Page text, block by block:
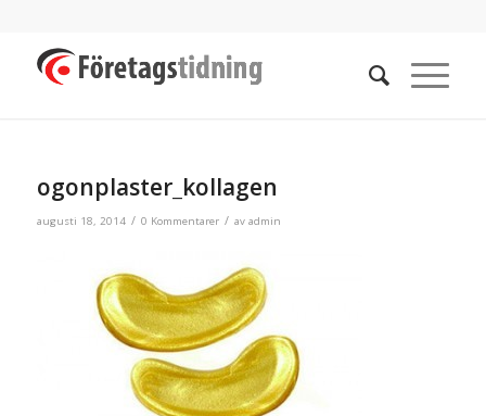
ogonplaster_kollagen
augusti 18, 2014 / 0 Kommentarer / av admin